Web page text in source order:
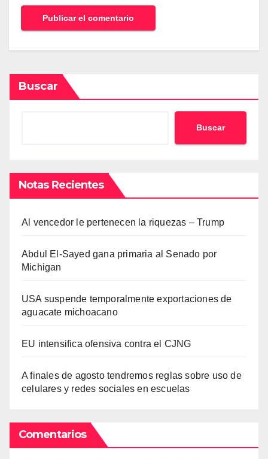
Buscar
Buscar
Notas Recientes
Al vencedor le pertenecen la riquezas – Trump
Abdul El-Sayed gana primaria al Senado por
Michigan
USA suspende temporalmente exportaciones de
aguacate michoacano
EU intensifica ofensiva contra el CJNG
A finales de agosto tendremos reglas sobre uso de
celulares y redes sociales en escuelas
Comentarios